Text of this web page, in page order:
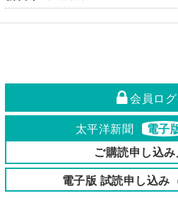
会員ロ
太平洋新聞 電子
ご購読申し込
電子版 試読申し込み